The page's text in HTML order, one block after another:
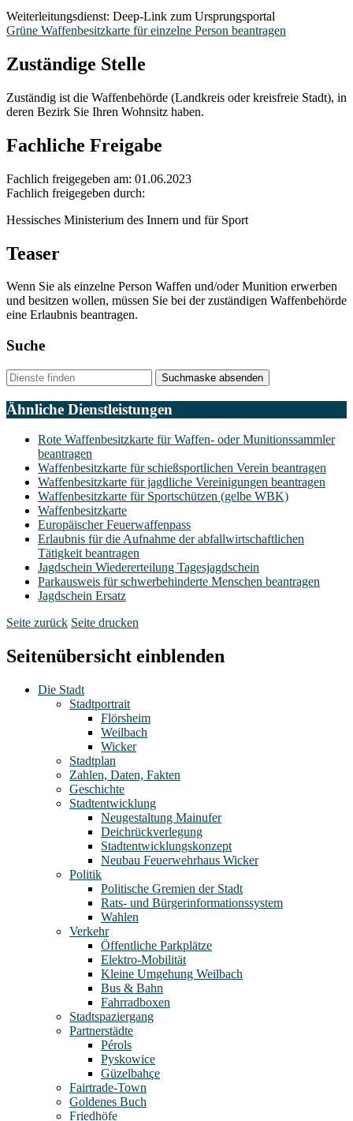
Weiterleitungsdienst: Deep-Link zum Ursprungsportal
Grüne Waffenbesitzkarte für einzelne Person beantragen
Zuständige Stelle
Zuständig ist die Waffenbehörde (Landkreis oder kreisfreie Stadt), in
deren Bezirk Sie Ihren Wohnsitz haben.
Fachliche Freigabe
Fachlich freigegeben am: 01.06.2023
Fachlich freigegeben durch:
Hessisches Ministerium des Innern und für Sport
Teaser
Wenn Sie als einzelne Person Waffen und/oder Munition erwerben
und besitzen wollen, müssen Sie bei der zuständigen Waffenbehörde
eine Erlaubnis beantragen.
Suche
Suchmaske absenden
Ähnliche Dienstleistungen
Rote Waffenbesitzkarte für Waffen- oder Munitionssammler
beantragen
Waffenbesitzkarte für schießsportlichen Verein beantragen
Waffenbesitzkarte für jagdliche Vereinigungen beantragen
Waffenbesitzkarte für Sportschützen (gelbe WBK)
Waffenbesitzkarte
Europäischer Feuerwaffenpass
Erlaubnis für die Aufnahme der abfallwirtschaftlichen
Tätigkeit beantragen
Jagdschein Wiedererteilung Tagesjagdschein
Parkausweis für schwerbehinderte Menschen beantragen
Jagdschein Ersatz
Seite zurück Seite drucken
Seitenübersicht einblenden
Die Stadt
Stadtportrait
Flörsheim
Weilbach
Wicker
Stadtplan
Zahlen, Daten, Fakten
Geschichte
Stadtentwicklung
Neugestaltung Mainufer
Deichrückverlegung
Stadtentwicklungskonzept
Neubau Feuerwehrhaus Wicker
Politik
Politische Gremien der Stadt
Rats- und Bürgerinformationssystem
Wahlen
Verkehr
Öffentliche Parkplätze
Elektro-Mobilität
Kleine Umgehung Weilbach
Bus & Bahn
Fahrradboxen
Stadtspaziergang
Partnerstädte
Pérols
Pyskowice
Güzelbahçe
Fairtrade-Town
Goldenes Buch
Friedhöfe